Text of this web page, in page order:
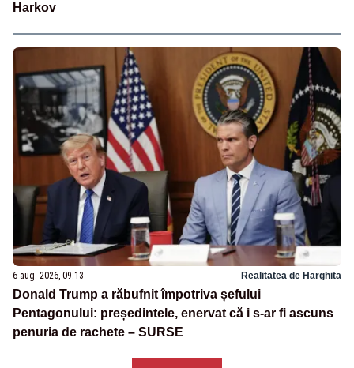
Harkov
6 aug. 2026, 09:13 Realitatea de Harghita
Donald Trump a răbufnit împotriva șefului
Pentagonului: președintele, enervat că i s-ar fi ascuns
penuria de rachete – SURSE